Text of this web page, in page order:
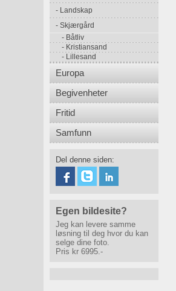
Landskap
Skjærgård
Båtliv
Kristiansand
Lillesand
Europa
Begivenheter
Fritid
Samfunn
Del denne siden:
Egen bildesite?
Jeg kan levere samme
løsning til deg hvor du kan
selge dine foto.
Pris kr 6995.-